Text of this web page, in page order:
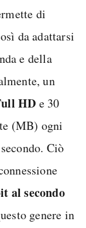
di
da adattarsi
e della
un
HD e 30
(MB) ogni
Ciò
al secondo
genere in